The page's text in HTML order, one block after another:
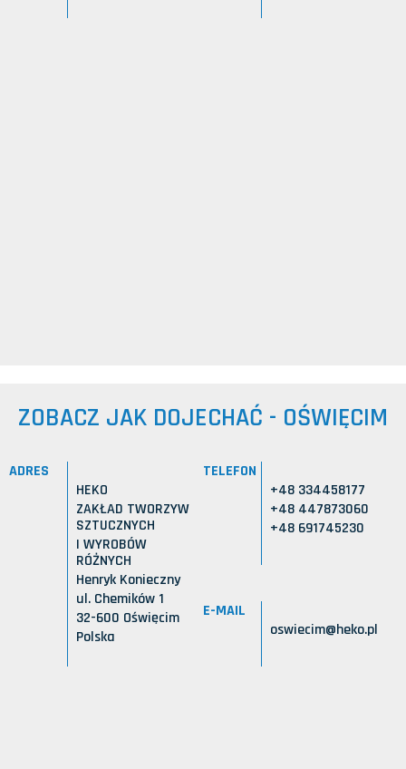
ZOBACZ JAK DOJECHAĆ - OŚWIĘCIM
ADRES
HEKO
ZAKŁAD TWORZYW
SZTUCZNYCH
I WYROBÓW
RÓŻNYCH
Henryk Konieczny
ul. Chemików 1
32-600 Oświęcim
Polska
TELEFON
+48 334458177
+48 447873060
+48 691745230
E-MAIL
oswiecim@heko.pl